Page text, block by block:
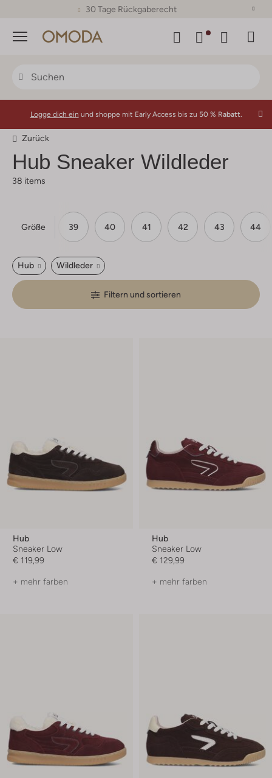
30 Tage Rückgaberecht
Menü
Logge dich ein und shoppe mit Early Access bis zu 50 % Rabatt.
Zurück
Hub Sneaker Wildleder
38 items
Größe
38 39 40 41 42 43 44
Hub Wildleder
Filtern und sortieren
Hub
Sneaker Low
€ 119,99
+ mehr farben
Hub
Sneaker Low
€ 129,99
+ mehr farben